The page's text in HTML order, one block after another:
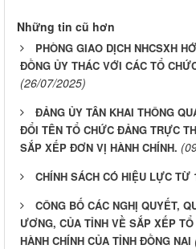
Những tin cũ hơn
PHÒNG GIAO DỊCH NHCSXH
ĐỒNG ỦY THÁC VỚI CÁC TỔ
(26/07/2025)
ĐẢNG ỦY TÂN KHAI THÔNG
ĐỔI TÊN TỔ CHỨC ĐẢNG TRỰC
SẮP XẾP ĐƠN VỊ HÀNH CHÍNH.
CHÍNH SÁCH CÓ HIỆU LỰC TỪ
CÔNG BỐ CÁC NGHỊ QUYẾT,
ƯƠNG, CỦA TỈNH VỀ SẮP XẾP
HÀNH CHÍNH CỦA TỈNH ĐỒNG NAI